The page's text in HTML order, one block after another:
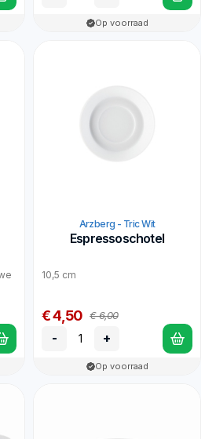
Op voorraad
Arzberg - Tric Wit
Espressoschotel
10,5 cm
€ 4,50 € 6,00
- +
Op voorraad